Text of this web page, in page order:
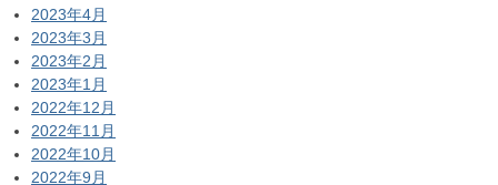
2023年4月
2023年3月
2023年2月
2023年1月
2022年12月
2022年11月
2022年10月
2022年9月